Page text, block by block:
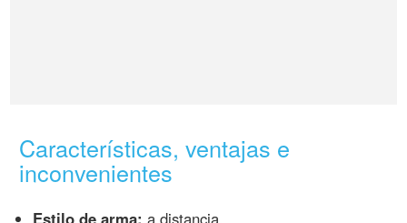
Características, ventajas e
inconvenientes
Estilo de arma: a distancia.